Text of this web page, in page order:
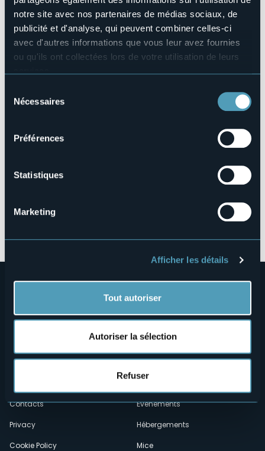
notre site avec nos partenaires de médias sociaux, de
publicité et d'analyse, qui peuvent combiner celles-ci
avec d'autres informations que vous leur avez fournies
ou qu'ils ont collectées lors de votre utilisation de leurs
manière de les gérer et de les supprimer,
cliquez ici
Nécessaires
Préférences
Statistiques
Marketing
Afficher les détails
Tout autoriser
Autoriser la sélection
Refuser
Site Internet
https://www.promoearte.it/arca/eventistorico/i-nostri-
mercati-agricoli/mercato-…
28041 - Arona (NO)
Menù
secondario
Qui sommes-nous?
Contacts
Privacy
Cookie Policy
Vins & gastronomie
Événements
Hébergements
Mice